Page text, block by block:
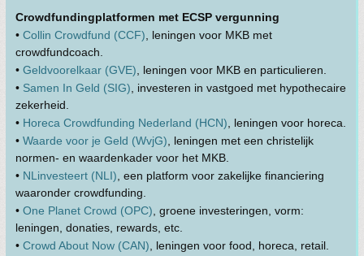
Crowdfundingplatformen met ECSP vergunning
• Collin Crowdfund (CCF) , leningen voor MKB met
crowdfundcoach.
• Geldvoorelkaar (GVE) , leningen voor MKB en particulieren.
• Samen In Geld (SIG) , investeren in vastgoed met hypothecaire
zekerheid.
• Horeca Crowdfunding Nederland (HCN) , leningen voor horeca.
• Waarde voor je Geld (WvjG) , leningen met een christelijk
normen- en waardenkader voor het MKB.
• NLinvesteert (NLI) , een platform voor zakelijke financiering
waaronder crowdfunding.
• One Planet Crowd (OPC) , groene investeringen, vorm:
leningen, donaties, rewards, etc.
• Crowd About Now (CAN) , leningen voor food, horeca, retail.